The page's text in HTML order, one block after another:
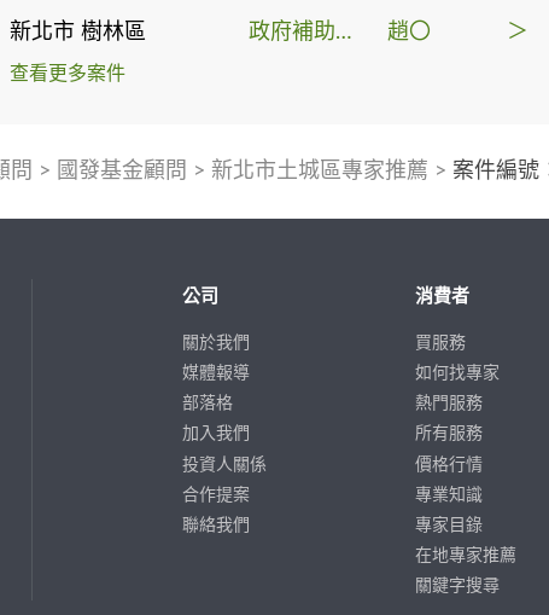
新北市 樹林區 政府補助顧問 趙〇 ＞
查看更多案件
問 > 國發基金顧問 > 新北市土城區專家推薦 > 案件編號
公司
關於我們
媒體報導
部落格
加入我們
投資人關係
合作提案
聯絡我們
消費者
買服務
如何找專家
熱門服務
所有服務
價格行情
專業知識
專家目錄
在地專家推薦
關鍵字搜尋